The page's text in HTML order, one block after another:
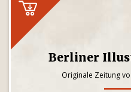
Berliner
Originale Zeitung